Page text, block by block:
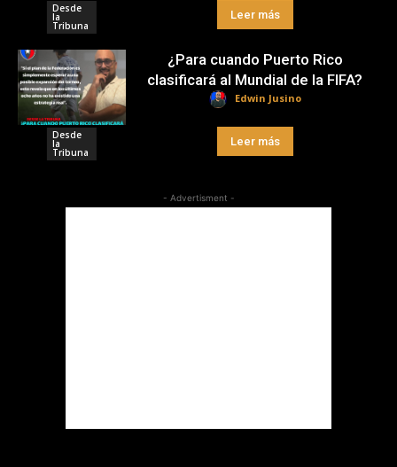
Desde
la
Tribuna
Leer más
Desde
la
Tribuna
¿Para cuando Puerto Rico
clasificará al Mundial de la FIFA?
Edwin Jusino
Leer más
- Advertisment -